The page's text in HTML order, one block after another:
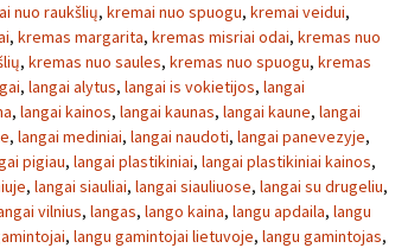
nuo raukšlių, kremai nuo spuogu, kremai veidui,
, kremas margarita, kremas misriai odai, kremas nuo
, kremas nuo saules, kremas nuo spuogu, kremas
, langai alytus, langai is vokietijos, langai
, langai kainos, langai kaunas, langai kaune, langai
, langai mediniai, langai naudoti, langai panevezyje,
pigiau, langai plastikiniai, langai plastikiniai kainos,
, langai siauliai, langai siauliuose, langai su drugeliu,
vilnius, langas, lango kaina, langu apdaila, langu
, langu gamintojai lietuvoje, langu gamintojas,